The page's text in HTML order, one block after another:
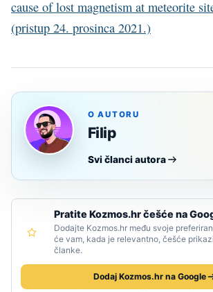
cause of lost magnetism at meteorite
(pristup 24. prosinca 2021.)
O AUTORU
Filip
Svi članci autora
Pratite Kozmos.hr češće na
Dodajte Kozmos.hr među svoje
će vam, kada je relevantno, češće
članke.
Dodaj Kozmos.hr na Google